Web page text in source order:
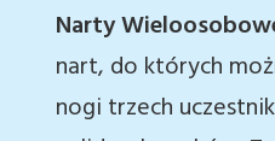
Narty
nart, do których
nogi trzech